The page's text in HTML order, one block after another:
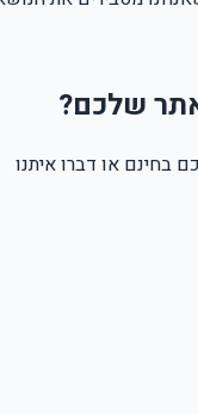
שלכם?
בחינם או דברו איתנו